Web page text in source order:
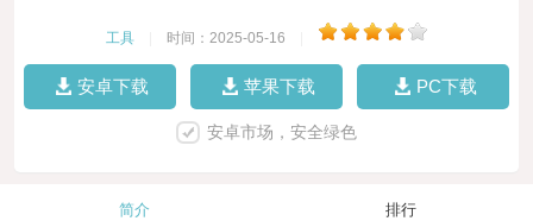
工具 时间：2025-05-16
安卓下载 苹果下载 PC下载
安卓市场，安全绿色
简介 排行